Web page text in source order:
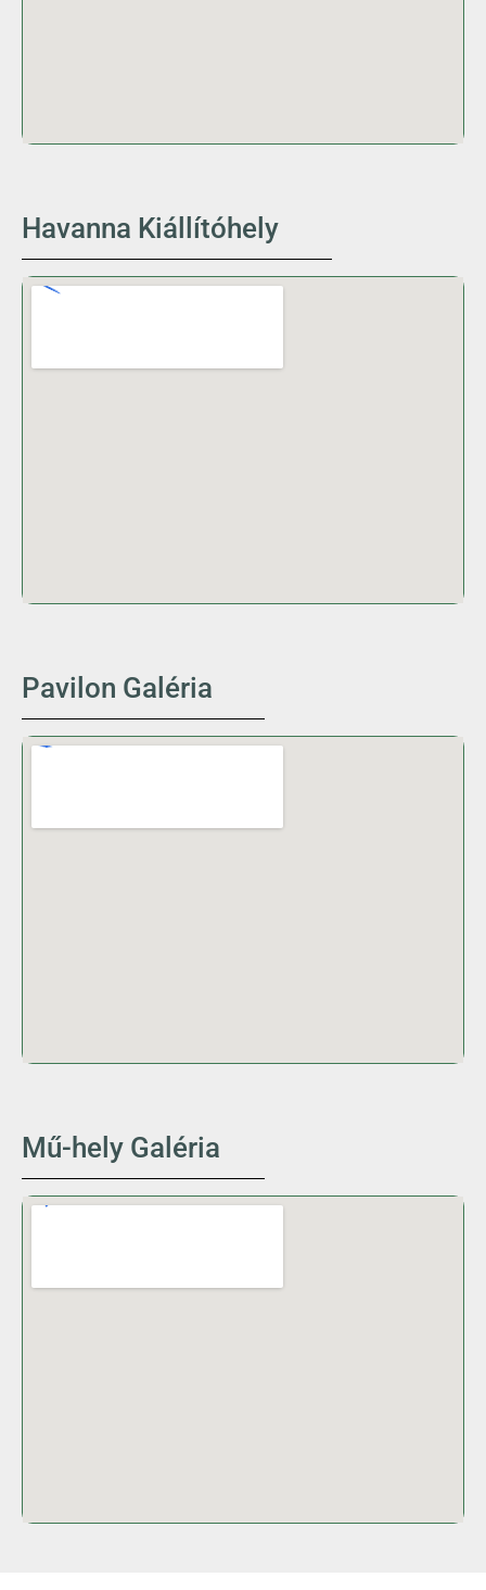
Havanna Kiállítóhely
Pavilon Galéria
Mű-hely Galéria